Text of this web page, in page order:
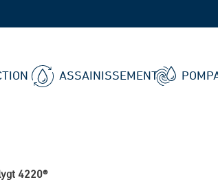
ASSAINISSEMENT
4220®